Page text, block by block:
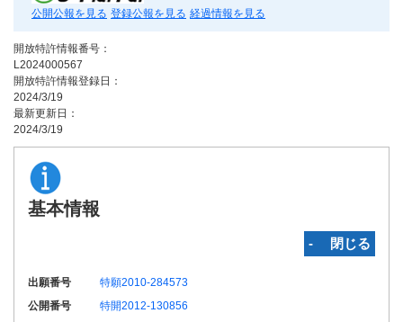
公開公報を見る 登録公報を見る 経過情報を見る
開放特許情報番号：
L2024000567
開放特許情報登録日：
2024/3/19
最新更新日：
2024/3/19
基本情報
‐ 閉じる
出願番号
特願2010-284573
公開番号
特開2012-130856